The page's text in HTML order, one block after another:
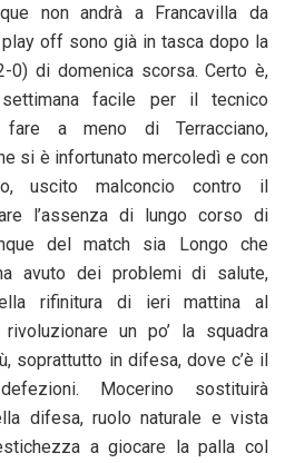
non andrà a Francavilla da
off sono già in tasca dopo la
0) di domenica scorsa. Certo è,
facile per il tecnico
fare a meno di Terracciano,
si è infortunato mercoledì e con
uscito malconcio contro il
l’assenza di lungo corso di
del match sia Longo che
avuto dei problemi di salute,
rifinitura di ieri mattina al
un po’ la squadra
soprattutto in difesa, dove c’è il
Mocerino sostituirà
difesa, ruolo naturale e vista
a giocare la palla col